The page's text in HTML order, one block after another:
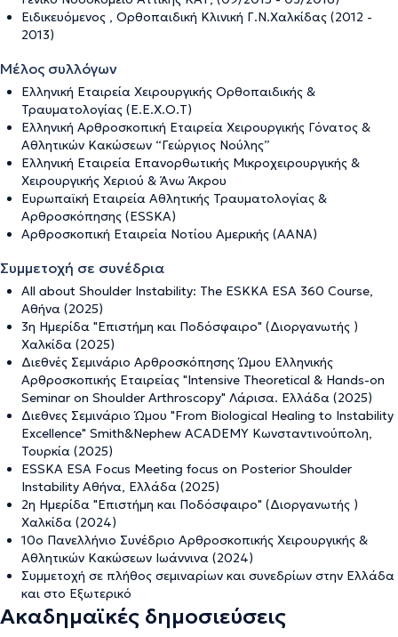
Ειδικευόμενος , Ορθοπαιδική Κλινική Γ.Ν.Χαλκίδας (2012 -
2013)
Μέλος συλλόγων
Ελληνική Εταιρεία Χειρουργικής Ορθοπαιδικής &
Τραυματολογίας (Ε.Ε.Χ.Ο.Τ)
Ελληνική Αρθροσκοπική Εταιρεία Χειρουργικής Γόνατος &
Αθλητικών Κακώσεων “Γεώργιος Νούλης”
Ελληνική Εταιρεία Επανορθωτικής Μικροχειρουργικής &
Χειρουργικής Χεριού & Άνω Άκρου
Ευρωπαϊκή Εταιρεία Αθλητικής Τραυματολογίας &
Αρθροσκόπησης (ESSKA)
Αρθροσκοπική Εταιρεία Νοτίου Αμερικής (ΑΑΝΑ)
Συμμετοχή σε συνέδρια
Αll about Shoulder Instability: The ESKKA ESA 360 Course,
Αθήνα (2025)
3η Ημερίδα "Επιστήμη και Ποδόσφαιρο" (Διοργανωτής )
Χαλκίδα (2025)
Διεθνές Σεμινάριο Αρθροσκόπησης Ώμου Ελληνικής
Αρθροσκοπικής Εταιρείας "Ιntensive Theoretical & Hands-on
Seminar on Shoulder Arthroscopy" Λάρισα. Ελλάδα (2025)
Διεθνες Σεμινάριο Ώμου "From Biological Healing to Instability
Excellence" Smith&Nephew ACADEMY Κωνσταντινούπολη,
Τουρκία (2025)
ESSKA ESA Focus Meeting focus on Posterior Shoulder
Instability Αθήνα, Ελλάδα (2025)
2η Ημερίδα "Επιστήμη και Ποδόσφαιρο" (Διοργανωτής )
Χαλκίδα (2024)
10o Πανελλήνιο Συνέδριο Αρθροσκοπικής Χειρουργικής &
Αθλητικών Κακώσεων Ιωάννινα (2024)
Συμμετοχή σε πλήθος σεμιναρίων και συνεδρίων στην Ελλάδα
και στο Εξωτερικό
Ακαδημαϊκές δημοσιεύσεις